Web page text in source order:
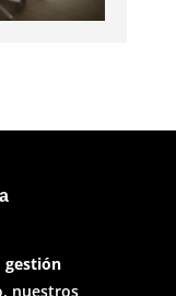
gestión
nuestros